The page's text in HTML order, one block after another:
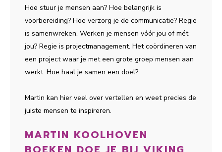
Hoe stuur je mensen aan? Hoe belangrijk is
voorbereiding? Hoe verzorg je de communicatie? Regie
is samenwreken. Werken je mensen vóór jou of mét
jou? Regie is projectmanagement. Het coördineren van
een project waar je met een grote groep mensen aan
werkt. Hoe haal je samen een doel?
Martin kan hier veel over vertellen en weet precies de
juiste mensen te inspireren.
MARTIN KOOLHOVEN